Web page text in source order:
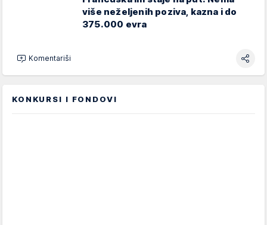
više neželjenih poziva, kazna i do
375.000 evra
Komentariši
KONKURSI I FONDOVI